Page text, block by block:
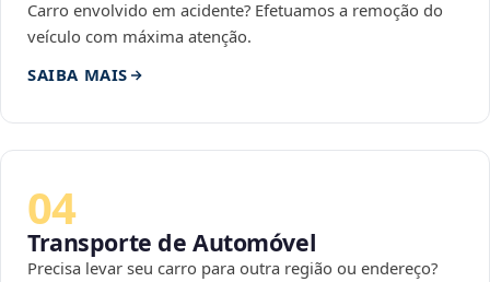
Carro envolvido em acidente? Efetuamos a remoção do
veículo com máxima atenção.
SAIBA MAIS
04
Transporte de Automóvel
Precisa levar seu carro para outra região ou endereço?